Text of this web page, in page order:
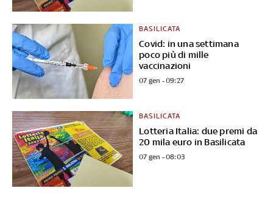
Covid: in una settimana
poco più di mille
vaccinazioni
BASILICATA
07 gen - 09:27
Lotteria Italia: due premi da
20 mila euro in Basilicata
BASILICATA
07 gen - 08:03